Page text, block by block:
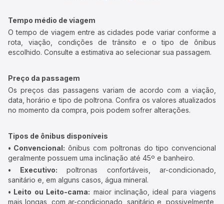
Tempo médio de viagem
O tempo de viagem entre as cidades pode variar conforme a
rota, viação, condições de trânsito e o tipo de ônibus
escolhido. Consulte a estimativa ao selecionar sua passagem.
Preço da passagem
Os preços das passagens variam de acordo com a viação,
data, horário e tipo de poltrona. Confira os valores atualizados
no momento da compra, pois podem sofrer alterações.
Tipos de ônibus disponíveis
• Convencional: ônibus com poltronas do tipo convencional
geralmente possuem uma inclinação até 45º e banheiro.
• Executivo: poltronas confortáveis, ar-condicionado,
sanitário e, em alguns casos, água mineral.
• Leito ou Leito-cama: maior inclinação, ideal para viagens
mais longas, com ar-condicionado, sanitário e, possivelmente,